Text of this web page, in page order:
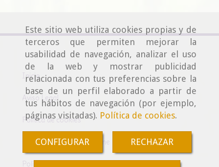
Este sitio web utiliza cookies propias y de
terceros que permiten mejorar la
usabilidad de navegación, analizar el uso
de la web y mostrar publicidad
relacionada con tus preferencias sobre la
base de un perfil elaborado a partir de
tus hábitos de navegación (por ejemplo,
páginas visitadas). Política de cookies.
CONFIGURAR RECHAZAR
Inicio
Aviso Legal
Política de cookies
Condiciones de venta online
Política de Privacidad